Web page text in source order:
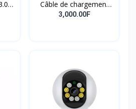
à
Câble de chargement
magnétique 3 en 1 à 7
chargement magnétique
puissant à Rotation de
540 degrés
3,000.00F